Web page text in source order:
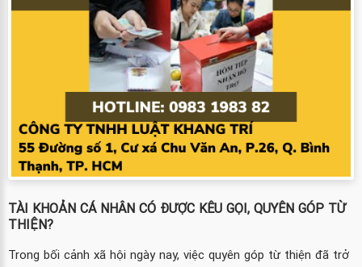
TÀI KHOẢN CÁ NHÂN CÓ ĐƯỢC KÊU GỌI, QUYÊN GÓP TỪ
THIỆN?
Trong bối cảnh xã hội ngày nay, việc quyên góp từ thiện đã trở